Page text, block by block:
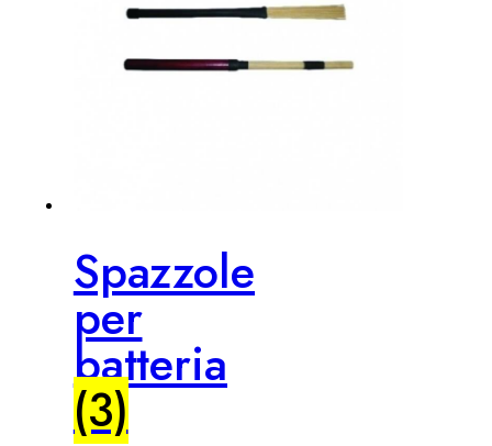
Spazzole
per
batteria
(3)